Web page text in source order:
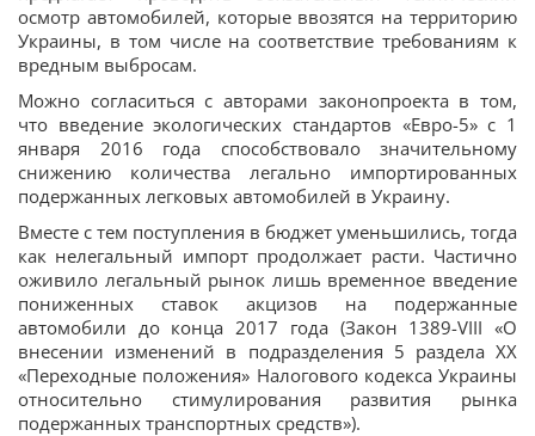
осмотр автомобилей, которые ввозятся на территорию
Украины, в том числе на соответствие требованиям к
вредным выбросам.
Можно согласиться с авторами законопроекта в том,
что введение экологических стандартов «Евро-5» с 1
января 2016 года способствовало значительному
снижению количества легально импортированных
подержанных легковых автомобилей в Украину.
Вместе с тем поступления в бюджет уменьшились, тогда
как нелегальный импорт продолжает расти. Частично
оживило легальный рынок лишь временное введение
пониженных ставок акцизов на подержанные
автомобили до конца 2017 года (Закон 1389-VIII «О
внесении изменений в подразделения 5 раздела ХХ
«Переходные положения» Налогового кодекса Украины
относительно стимулирования развития рынка
подержанных транспортных средств»).